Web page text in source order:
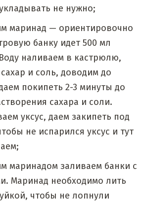
не нужно;
маринад — ориентировочно
банку идет 500 мл
наливаем в кастрюлю,
и соль, доводим до
покипеть 2-3 минуты до
сахара и соли.
уксус, даем закипеть под
не испарился уксус и тут
маринадом заливаем банки с
Маринад необходимо лить
чтобы не лопнули